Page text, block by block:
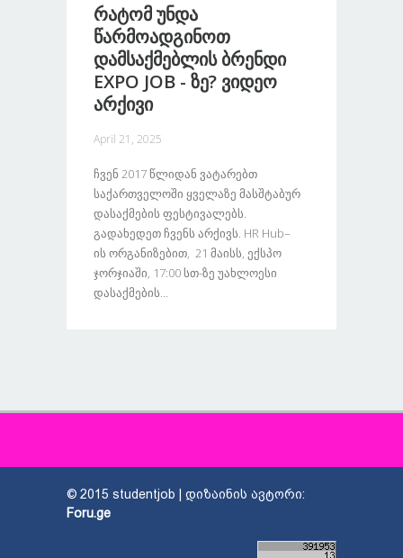
Რატომ Უნდა
Წარმოადგინოთ
Დამსაქმებლის Ბრენდი
EXPO JOB - Ზე? Ვიდეო
Არქივი
April 21, 2025
Ჩვენ 2017 Წლიდან Ვატარებთ
Საქართველოში Ყველაზე Მასშტაბურ
Დასაქმების Ფესტივალებს.
Გადახედეთ Ჩვენს Არქივს. HR Hub–
Ის Ორგანიზებით, 21 Მაისს, Ექსპო
Ჯორჯიაში, 17:00 Სთ-Ზე Უახლოესი
Დასაქმების...
© 2015 studentjob | დიზაინის ავტორი:
Foru.ge